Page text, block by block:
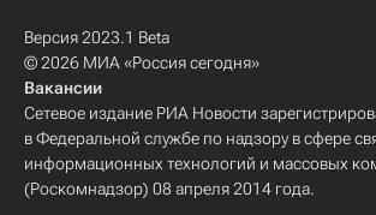
Версия 2023.1 Beta
© 2026 МИА «Россия сегодня»
Вакансии
Сетевое издание РИА Новости
в Федеральной службе по надзору в сфере
информационных технологий и массовых
(Роскомнадзор) 08 апреля 2014 года.